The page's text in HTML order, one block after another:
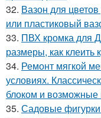
32. Вазон для
или пластиковый
33. ПВХ кромка для
размеры, как
34. Ремонт мягкой
условиях.
блоком и
35. Садовые